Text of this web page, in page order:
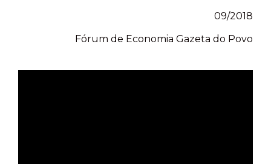
09/2018
Fórum de Economia Gazeta do Povo